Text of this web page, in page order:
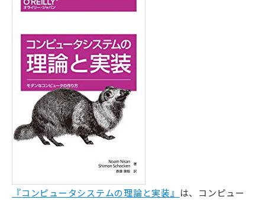
『コンピュータシステムの理論と実装』 は、コンピュー